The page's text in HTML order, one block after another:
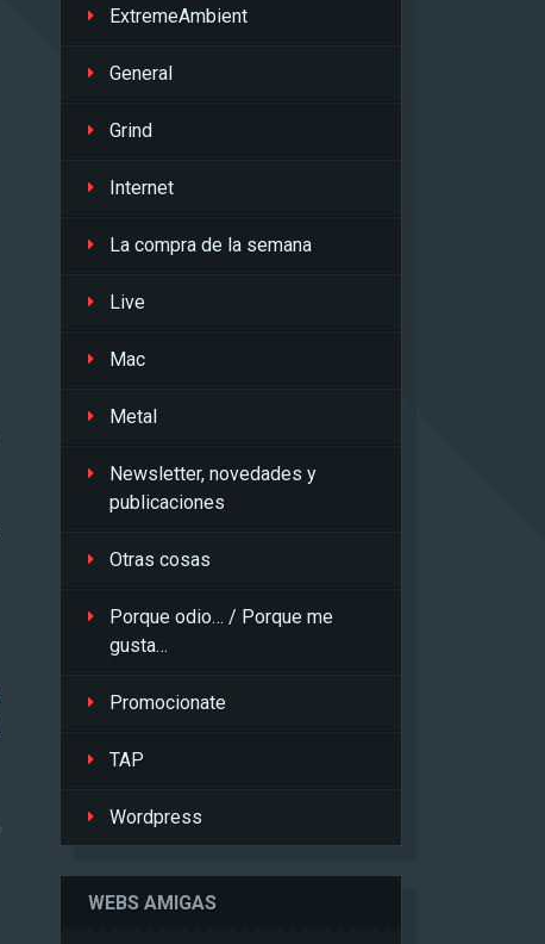
ExtremeAmbient
General
Grind
Internet
La compra de la semana
Live
Mac
Metal
Newsletter, novedades y
publicaciones
Otras cosas
Porque odio… / Porque me
gusta…
Promocionate
TAP
Wordpress
WEBS AMIGAS